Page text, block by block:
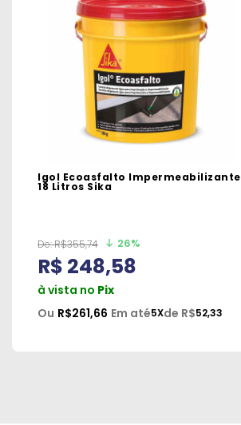
Igol Ecoasfalto Impermeabilizante
18 Litros Sika
De:R$355,74 26%
R$ 248,58
à vista no Pix
Ou R$261,66 Em até5Xde R$52,33